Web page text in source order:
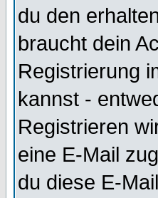
du den
braucht dein
Registrierung
kannst -
Registrieren
eine E-Mail
du diese E-